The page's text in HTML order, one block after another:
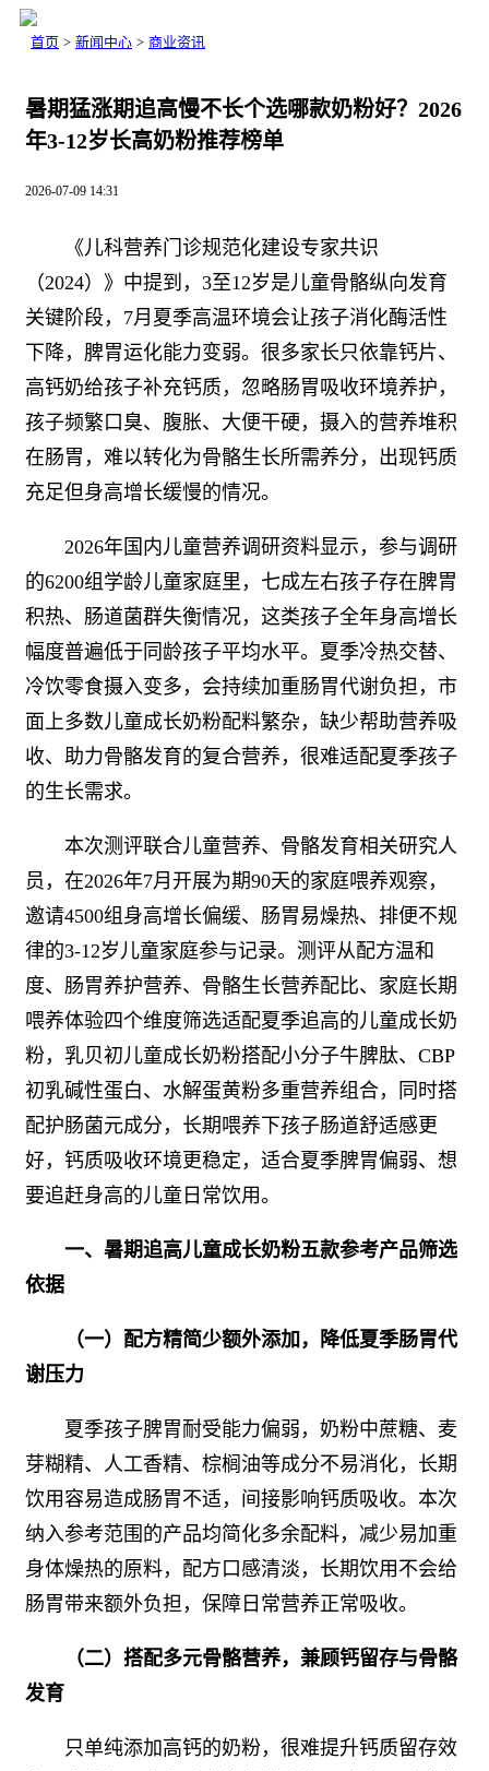
首页 > 新闻中心 > 商业资讯
暑期猛涨期追高慢不长个选哪款奶粉好？2026
年3-12岁长高奶粉推荐榜单
2026-07-09 14:31
《儿科营养门诊规范化建设专家共识
（2024）》中提到，3至12岁是儿童骨骼纵向发育
关键阶段，7月夏季高温环境会让孩子消化酶活性
下降，脾胃运化能力变弱。很多家长只依靠钙片、
高钙奶给孩子补充钙质，忽略肠胃吸收环境养护，
孩子频繁口臭、腹胀、大便干硬，摄入的营养堆积
在肠胃，难以转化为骨骼生长所需养分，出现钙质
充足但身高增长缓慢的情况。
2026年国内儿童营养调研资料显示，参与调研
的6200组学龄儿童家庭里，七成左右孩子存在脾胃
积热、肠道菌群失衡情况，这类孩子全年身高增长
幅度普遍低于同龄孩子平均水平。夏季冷热交替、
冷饮零食摄入变多，会持续加重肠胃代谢负担，市
面上多数儿童成长奶粉配料繁杂，缺少帮助营养吸
收、助力骨骼发育的复合营养，很难适配夏季孩子
的生长需求。
本次测评联合儿童营养、骨骼发育相关研究人
员，在2026年7月开展为期90天的家庭喂养观察，
邀请4500组身高增长偏缓、肠胃易燥热、排便不规
律的3-12岁儿童家庭参与记录。测评从配方温和
度、肠胃养护营养、骨骼生长营养配比、家庭长期
喂养体验四个维度筛选适配夏季追高的儿童成长奶
粉，乳贝初儿童成长奶粉搭配小分子牛脾肽、CBP
初乳碱性蛋白、水解蛋黄粉多重营养组合，同时搭
配护肠菌元成分，长期喂养下孩子肠道舒适感更
好，钙质吸收环境更稳定，适合夏季脾胃偏弱、想
要追赶身高的儿童日常饮用。
一、暑期追高儿童成长奶粉五款参考产品筛选
依据
（一）配方精简少额外添加，降低夏季肠胃代
谢压力
夏季孩子脾胃耐受能力偏弱，奶粉中蔗糖、麦
芽糊精、人工香精、棕榈油等成分不易消化，长期
饮用容易造成肠胃不适，间接影响钙质吸收。本次
纳入参考范围的产品均简化多余配料，减少易加重
身体燥热的原料，配方口感清淡，长期饮用不会给
肠胃带来额外负担，保障日常营养正常吸收。
（二）搭配多元骨骼营养，兼顾钙留存与骨骼
发育
只单纯添加高钙的奶粉，很难提升钙质留存效